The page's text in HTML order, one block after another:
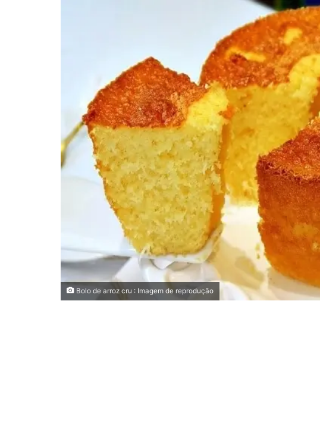
Bolo de arroz cru : Imagem de reprodução